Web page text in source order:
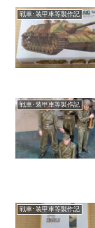
戦車･装甲車等製作記
戦車･装甲車等製作記
戦車･装甲車等製作記